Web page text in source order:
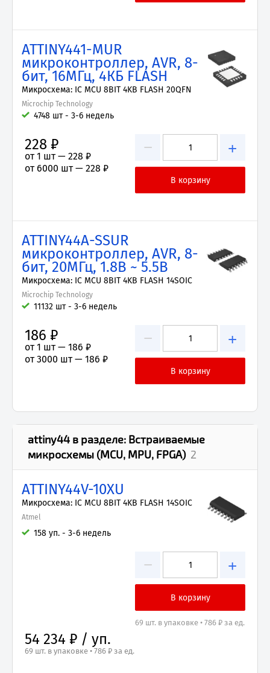
ATTINY441-MUR
микроконтроллер, AVR, 8-
бит, 16МГц, 4КБ FLASH
Микросхема: IC MCU 8BIT 4KB FLASH 20QFN
Microchip Technology
4748 шт - 3-6 недель
− +
228 ₽
от 1 шт — 228 ₽
от 6000 шт — 228 ₽
ATTINY44A-SSUR
микроконтроллер, AVR, 8-
бит, 20МГц, 1.8В ~ 5.5В
Микросхема: IC MCU 8BIT 4KB FLASH 14SOIC
Microchip Technology
11132 шт - 3-6 недель
− +
186 ₽
от 1 шт — 186 ₽
от 3000 шт — 186 ₽
attiny44 в разделе: Встраиваемые
микросхемы (MCU, MPU, FPGA) 2
ATTINY44V-10XU
Микросхема: IC MCU 8BIT 4KB FLASH 14SOIC
Atmel
158 уп. - 3-6 недель
− +
69 шт. в упаковке • 786 ₽ за ед.
54 234 ₽ / уп.
69 шт. в упаковке • 786 ₽ за ед.